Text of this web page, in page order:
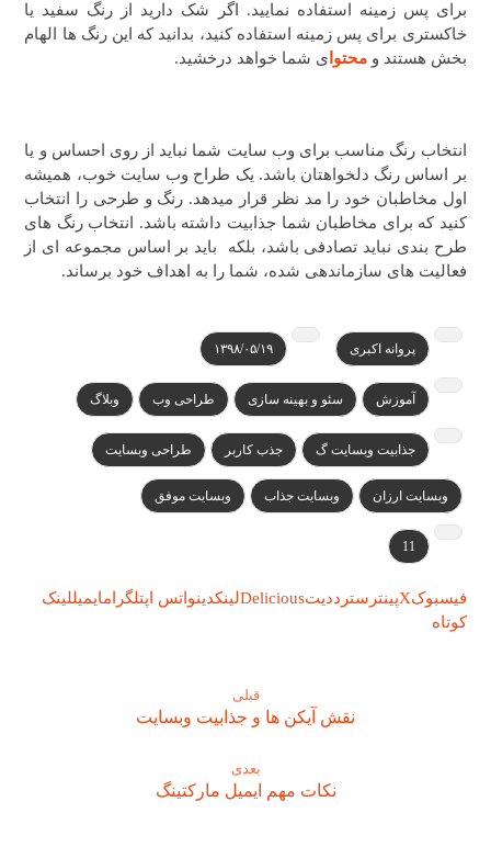
برای پس زمینه استفاده نمایید. اگر شک دارید از رنگ سفید یا
خاکستری برای پس زمینه استفاده کنید، بدانید که این رنگ ها الهام
بخش هستند ومحتوا ی شما خواهد درخشید.
انتخاب رنگ مناسب برای وب سایت شما نباید از روی احساس و یا
بر اساس رنگ دلخواهتان باشد. یک طراح وب سایت خوب، همیشه
اول مخاطبان خود را مد نظر قرار میدهد. رنگ و طرحی را انتخاب
کنید که برای مخاطبان شما جذابیت داشته باشد. انتخاب رنگ های
طرح بندی نباید تصادفی باشد، بلکه باید بر اساس مجموعه ای از
فعالیت های سازماندهی شده، شما را به اهداف خود برساند.
پروانه اکبری ۱۳۹۸/۰۵/۱۹
آموزش سئو و بهینه سازی طراحی وب وبلاگ
جذابیت وبسایت گ جذب کاربر طراحی وبسایت
وبسایت ارزان وبسایت جذاب وبسایت موفق
11
فیسبوکXپینترسترددیتDeliciousلینکدینواتس اپتلگرامایمیللینک
کوتاه
قبلی
نقش آیکن ها و جذابیت وبسایت
بعدی
نکات مهم ایمیل مارکتینگ